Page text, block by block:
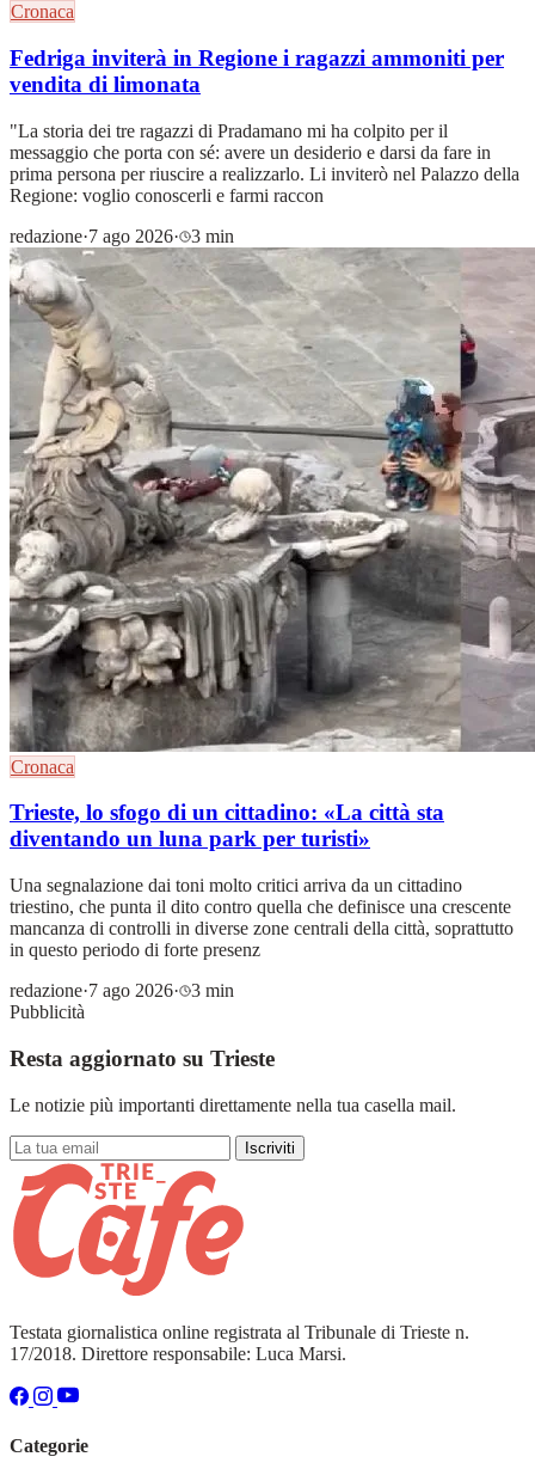
Cronaca
Fedriga inviterà in Regione i ragazzi ammoniti per
vendita di limonata
"La storia dei tre ragazzi di Pradamano mi ha colpito per il
messaggio che porta con sé: avere un desiderio e darsi da fare in
prima persona per riuscire a realizzarlo. Li inviterò nel Palazzo della
Regione: voglio conoscerli e farmi raccon
redazione·7 ago 2026· 3 min
Cronaca
Trieste, lo sfogo di un cittadino: «La città sta
diventando un luna park per turisti»
Una segnalazione dai toni molto critici arriva da un cittadino
triestino, che punta il dito contro quella che definisce una crescente
mancanza di controlli in diverse zone centrali della città, soprattutto
in questo periodo di forte presenz
redazione·7 ago 2026·
3 min
Pubblicità
Resta aggiornato su Trieste
Le notizie più importanti direttamente nella tua casella mail.
Iscriviti
Testata giornalistica online registrata al Tribunale di Trieste n.
17/2018. Direttore responsabile: Luca Marsi.
Categorie